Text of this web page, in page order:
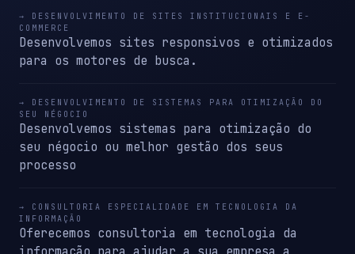
→ DESENVOLVIMENTO DE SITES INSTITUCIONAIS E E-
COMMERCE
Desenvolvemos sites responsivos e otimizados
para os motores de busca.
→ DESENVOLVIMENTO DE SISTEMAS PARA OTIMIZAÇÃO DO
SEU NÉGOCIO
Desenvolvemos sistemas para otimização do
seu négocio ou melhor gestão dos seus
processo
→ CONSULTORIA ESPECIALIDADE EM TECNOLOGIA DA
INFORMAÇÃO
Oferecemos consultoria em tecnologia da